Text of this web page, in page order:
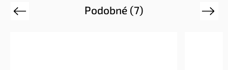
Podobné (7)
Previous Next